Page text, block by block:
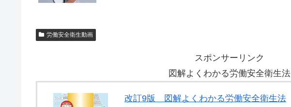
労働安全衛生動画
スポンサーリンク
図解よくわかる労働安全衛生法
改訂9版 図解よくわかる労働安全衛生法